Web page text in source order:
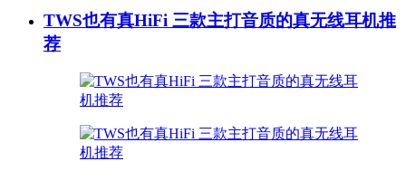
TWS也有真HiFi 三款主打音质的真无线耳机推
荐